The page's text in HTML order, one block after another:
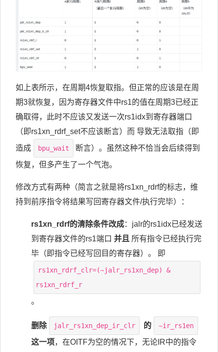
如上表所示，在周期4恢复取指。但正常的应该是在周
期3就恢复，因为寄存器文件中rs1的值在周期3已经正
确取得，此时不应该又发送一次rs1idx到寄存器端口
（即rs1xn_rdrf_set不应该断言）而 导致无法取指（即
造成
bpu_wait
断言）。虽然这种不恰当会后续得到
恢复，但多产生了一个气泡。
修改方式有两种（简言之就是将rs1xn_rdrf的标志，维
持到前序指令将结果写回寄存器文件/执行完毕）：
rs1xn_rdrf的清除条件改成：jalr的rs1idx已经发送
到寄存器文件的rs1端口 并且 所有指令已经执行完
毕（即指令已经写回目的寄存器）。 即
rs1xn_rdrf_clr=(~jalr_rs1xn_dep) &
rs1xn_rdrf_r
。
删除 jalr_rs1xn_dep_ir_clr 的 ~ir_rs1en
这一项，在OITF为空的情况下，无论IR中的指令